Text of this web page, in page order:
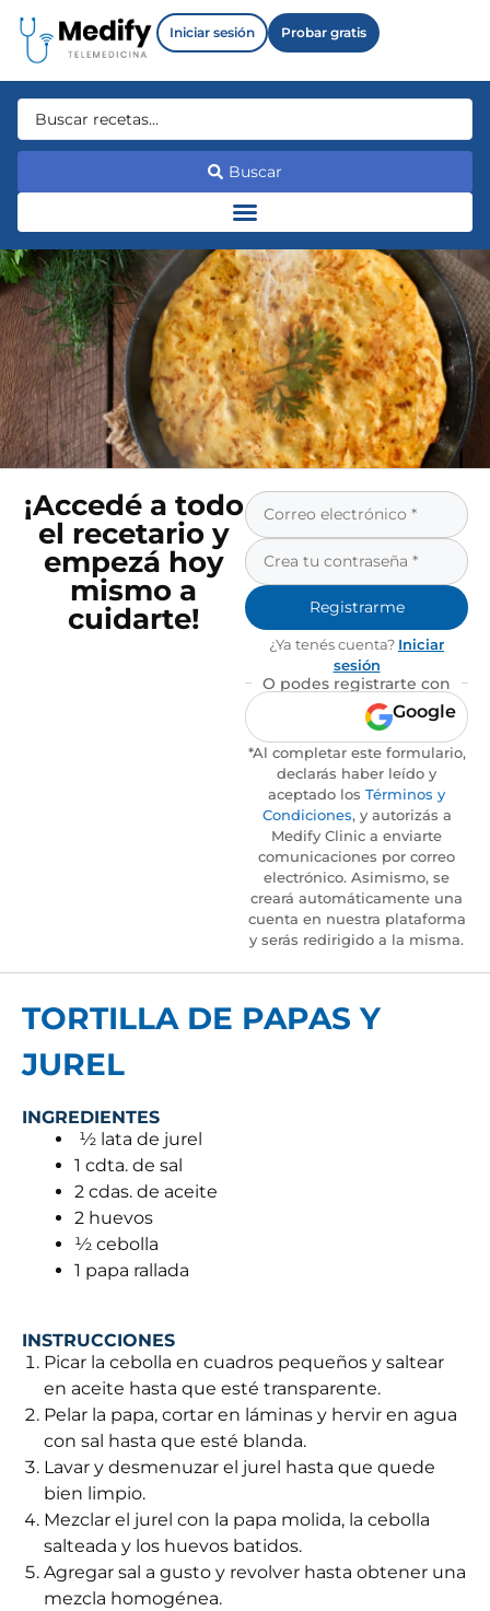
Iniciar sesión Probar gratis
Buscar
¡Accedé a todo
el recetario y
empezá hoy
mismo a
cuidarte!
Registrarme
¿Ya tenés cuenta? Iniciar
sesión
O podes registrarte con
Google
*Al completar este formulario,
declarás haber leído y
aceptado los Términos y
Condiciones, y autorizás a
Medify Clinic a enviarte
comunicaciones por correo
electrónico. Asimismo, se
creará automáticamente una
cuenta en nuestra plataforma
y serás redirigido a la misma.
TORTILLA DE PAPAS Y
JUREL
INGREDIENTES
½ lata de jurel
1 cdta. de sal
2 cdas. de aceite
2 huevos
½ cebolla
1 papa rallada
INSTRUCCIONES
Picar la cebolla en cuadros pequeños y saltear
en aceite hasta que esté transparente.
Pelar la papa, cortar en láminas y hervir en agua
con sal hasta que esté blanda.
Lavar y desmenuzar el jurel hasta que quede
bien limpio.
Mezclar el jurel con la papa molida, la cebolla
salteada y los huevos batidos.
Agregar sal a gusto y revolver hasta obtener una
mezcla homogénea.